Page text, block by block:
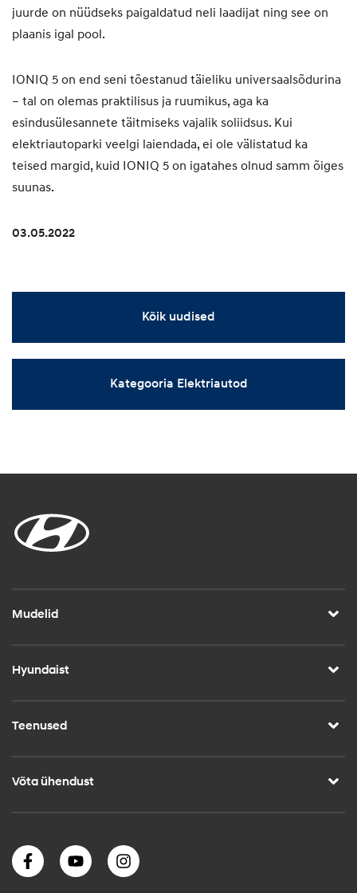
juurde on nüüdseks paigaldatud neli laadijat ning see on
plaanis igal pool.
IONIQ 5 on end seni tõestanud täieliku universaalsõdurina
– tal on olemas praktilisus ja ruumikus, aga ka
esindusülesannete täitmiseks vajalik soliidsus. Kui
elektriautoparki veelgi laiendada, ei ole välistatud ka
teised margid, kuid IONIQ 5 on igatahes olnud samm õiges
suunas.
03.05.2022
Kõik uudised
Kategooria Elektriautod
Mudelid
Hyundaist
Teenused
Võta ühendust